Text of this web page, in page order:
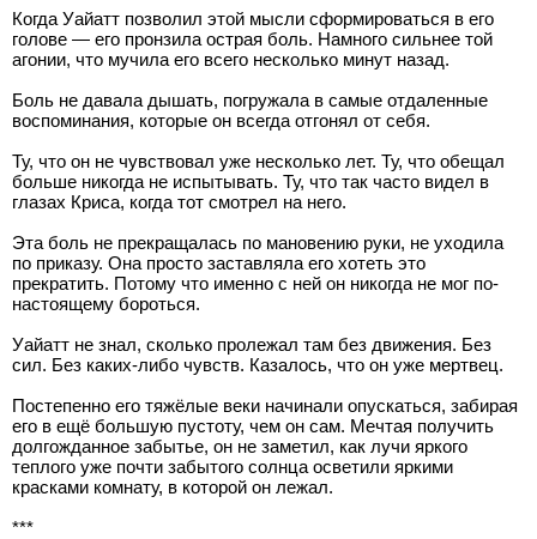
Когда Уайатт позволил этой мысли сформироваться в его
голове — его пронзила острая боль. Намного сильнее той
агонии, что мучила его всего несколько минут назад.
Боль не давала дышать, погружала в самые отдаленные
воспоминания, которые он всегда отгонял от себя.
Ту, что он не чувствовал уже несколько лет. Ту, что обещал
больше никогда не испытывать. Ту, что так часто видел в
глазах Криса, когда тот смотрел на него.
Эта боль не прекращалась по мановению руки, не уходила
по приказу. Она просто заставляла его хотеть это
прекратить. Потому что именно с ней он никогда не мог по-
настоящему бороться.
Уайатт не знал, сколько пролежал там без движения. Без
сил. Без каких-либо чувств. Казалось, что он уже мертвец.
Постепенно его тяжёлые веки начинали опускаться, забирая
его в ещё большую пустоту, чем он сам. Мечтая получить
долгожданное забытье, он не заметил, как лучи яркого
теплого уже почти забытого солнца осветили яркими
красками комнату, в которой он лежал.
***